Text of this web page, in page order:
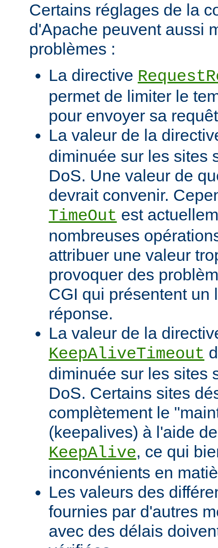
Certains réglages de la
d'Apache peuvent aussi
problèmes :
La directive
permet de limiter le
pour envoyer sa
La valeur de la
diminuée sur les sites
DoS. Une valeur de
devrait convenir.
TimeOut est
nombreuses
attribuer une valeur
provoquer des
CGI qui présentent un
réponse.
La valeur de la
KeepAliveTimeout
diminuée sur les sites
DoS. Certains sites
complètement le
(keepalives) à l'aide
KeepAlive, ce qui
inconvénients en
Les valeurs des
fournies par d'autres
avec des délais